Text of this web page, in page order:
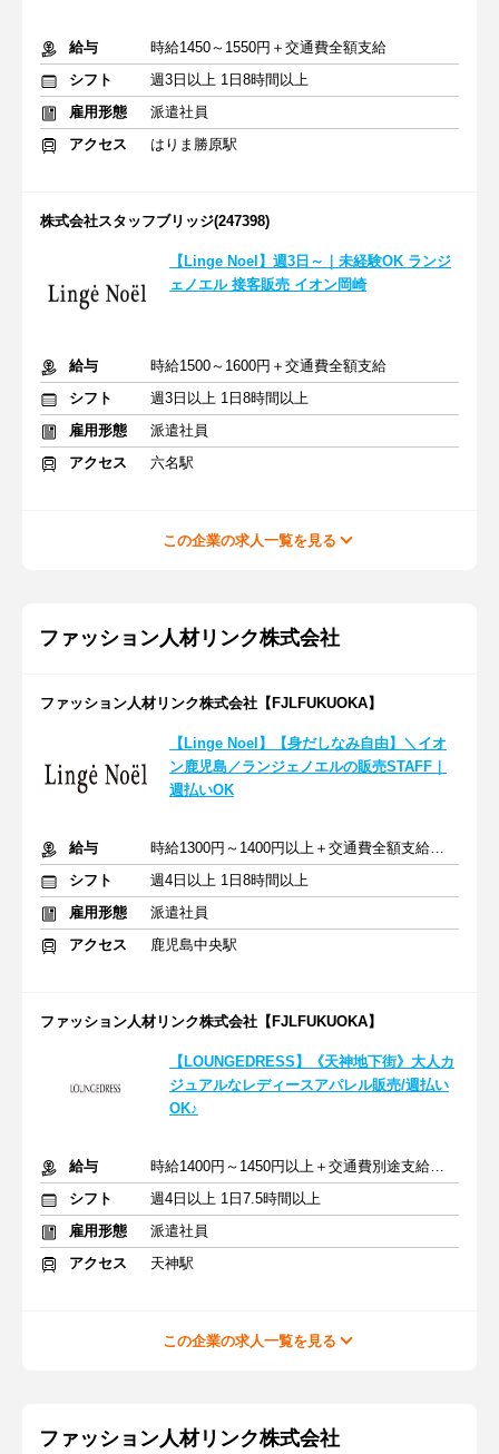
給与
時給1450～1550円＋交通費全額支給
シフト
週3日以上 1日8時間以上
雇用形態
派遣社員
アクセス
はりま勝原駅
株式会社スタッフブリッジ(247398)
【Linge Noel】週3日～｜未経験OK ランジ
ェノエル 接客販売 イオン岡崎
給与
時給1500～1600円＋交通費全額支給
シフト
週3日以上 1日8時間以上
雇用形態
派遣社員
アクセス
六名駅
この企業の求人一覧を見る
ファッション人材リンク株式会社
ファッション人材リンク株式会社【FJLFUKUOKA】
【Linge Noel】【身だしなみ自由】＼イオ
ン鹿児島／ランジェノエルの販売STAFF｜
週払いOK
給与
時給1300円～1400円以上＋交通費全額支給あり
シフト
週4日以上 1日8時間以上
雇用形態
派遣社員
アクセス
鹿児島中央駅
ファッション人材リンク株式会社【FJLFUKUOKA】
【LOUNGEDRESS】《天神地下街》大人カ
ジュアルなレディースアパレル販売/週払い
OK♪
給与
時給1400円～1450円以上＋交通費別途支給あり
シフト
週4日以上 1日7.5時間以上
雇用形態
派遣社員
アクセス
天神駅
この企業の求人一覧を見る
ファッション人材リンク株式会社